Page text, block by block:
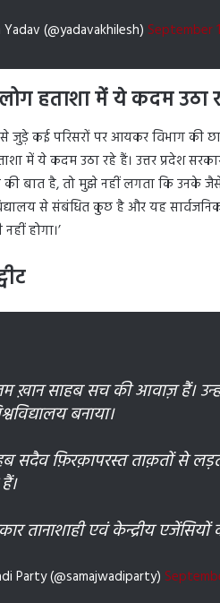
(@yadavakhilesh) September
हताशा में ये कदम उठा
कई परिसरों पर आयकर विभाग की
में ये कदम उठा रहे हैं। उत्तर प्रदेश
बात है, तो मुझे नहीं लगता कि उनके जैसे
से संबंधित कुछ है और यह
होगा।’
ख़ान साहब सच की आवाज़ हैं।
बनाया।
सदैव फ़िरक़ापरस्त ताक़तों से
तानाशाही एवं केन्द्रीय
Party (@samajwadiparty)